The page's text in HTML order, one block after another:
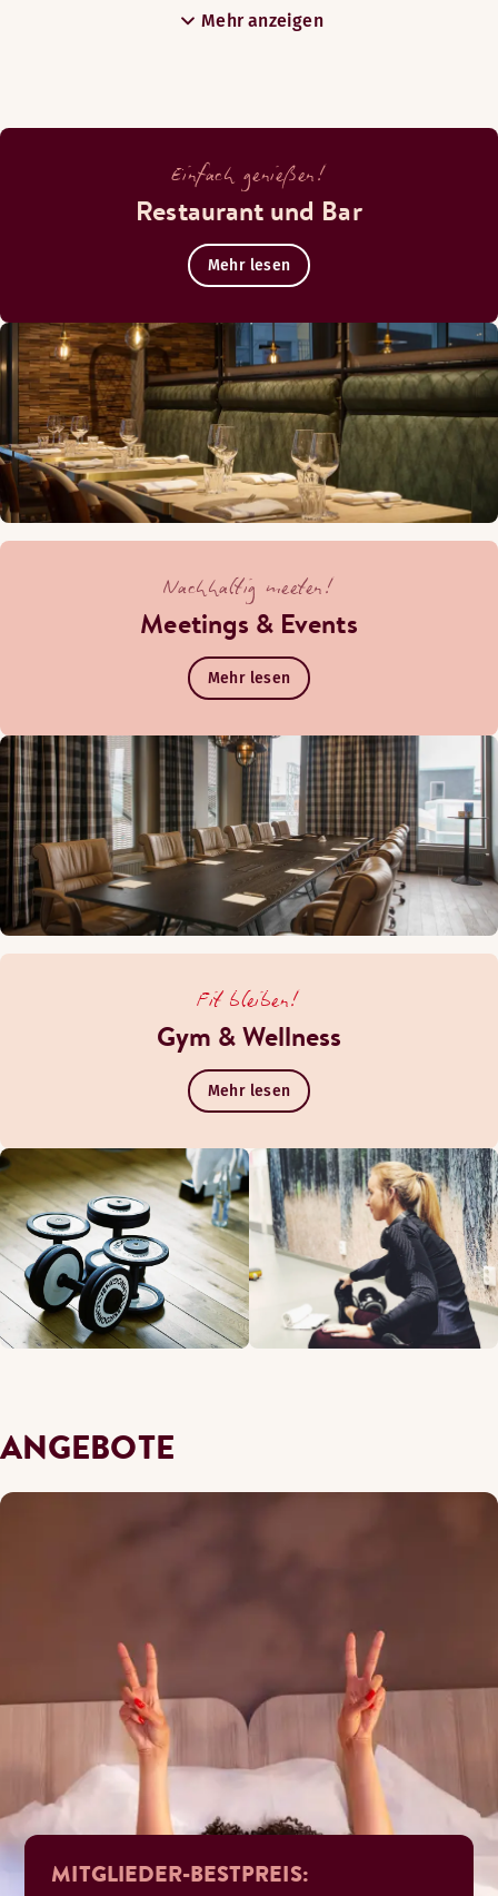
Mehr anzeigen
Einfach genießen!
Restaurant und Bar
Mehr lesen
Nachhaltig meeten!
Meetings & Events
Mehr lesen
Fit bleiben!
Gym & Wellness
Mehr lesen
ANGEBOTE
MITGLIEDER-BESTPREIS: